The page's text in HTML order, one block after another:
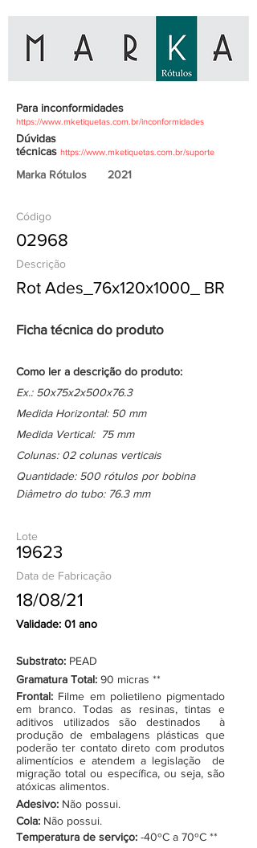
Para inconformidades
https://www.mketiquetas.com.br/inconformidades
Dúvidas
técnicas https://www.mketiquetas.com.br/suporte
Marka Rótulos 2021
Código
02968
Descrição
Rot Ades_76x120x1000_ BR
Ficha técnica do produto
Como ler a descrição do produto:
Ex.: 50x75x2x500x76.3
Medida Horizontal: 50 mm
Medida Vertical: 75 mm
Colunas: 02 colunas verticais
Quantidade: 500 rótulos por bobina
Diâmetro do tubo: 76.3 mm
Lote
19623
Data de Fabricação
18/08/21
Validade: 01 ano
Substrato: PEAD
Gramatura Total: 90 micras **
Frontal: Filme em polietileno pigmentado
em branco. Todas as resinas, tintas e
aditivos utilizados são destinados à
produção de embalagens plásticas que
poderão ter contato direto com produtos
alimentícios e atendem a legislação de
migração total ou específica, ou seja, são
atóxicas alimentos.
Adesivo: Não possui.
Cola: Não possui.
Temperatura de serviço: -40ºC a 70ºC **